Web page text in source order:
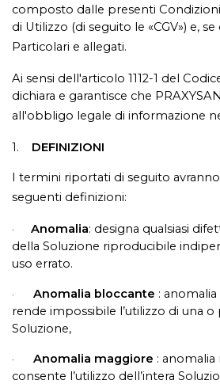
composto dalle presenti
di Utilizzo (di seguito le «CGV») e,
Particolari e allegati.
Ai sensi dell'articolo 1112-1 del
dichiara e garantisce che
all'obbligo legale di informazione
1. DEFINIZIONI
I termini riportati di seguito
seguenti definizioni:
· Anomalia: designa qualsiasi
della Soluzione riproducibile
uso errato.
· Anomalia bloccante :
rende impossibile l’utilizzo di una
Soluzione,
· Anomalia maggiore :
consente l’utilizzo dell’intera